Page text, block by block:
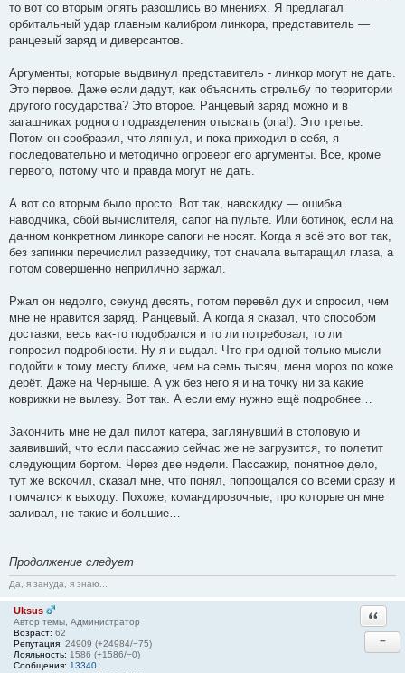
то вот со вторым опять разошлись во мнениях. Я предлагал
орбитальный удар главным калибром линкора, представитель —
ранцевый заряд и диверсантов.
Аргументы, которые выдвинул представитель - линкор могут не дать.
Это первое. Даже если дадут, как объяснить стрельбу по территории
другого государства? Это второе. Ранцевый заряд можно и в
загашниках родного подразделения отыскать (опа!). Это третье.
Потом он сообразил, что ляпнул, и пока приходил в себя, я
последовательно и методично опроверг его аргументы. Все, кроме
первого, потому что и правда могут не дать.
А вот со вторым было просто. Вот так, навскидку — ошибка
наводчика, сбой вычислителя, сапог на пульте. Или ботинок, если на
данном конкретном линкоре сапоги не носят. Когда я всё это вот так,
без запинки перечислил разведчику, тот сначала вытаращил глаза, а
потом совершенно неприлично заржал.
Ржал он недолго, секунд десять, потом перевёл дух и спросил, чем
мне не нравится заряд. Ранцевый. А когда я сказал, что способом
доставки, весь как-то подобрался и то ли потребовал, то ли
попросил подробности. Ну я и выдал. Что при одной только мысли
подойти к тому месту ближе, чем на семь тысяч, меня мороз по коже
дерёт. Даже на Черныше. А уж без него я и на точку ни за какие
коврижки не вылезу. Вот так. А если ему нужно ещё подробнее…
Закончить мне не дал пилот катера, заглянувший в столовую и
заявивший, что если пассажир сейчас же не загрузится, то полетит
следующим бортом. Через две недели. Пассажир, понятное дело,
тут же вскочил, сказал мне, что понял, попрощался со всеми сразу и
помчался к выходу. Похоже, командировочные, про которые он мне
заливал, не такие и большие…
Продолжение следует
Да, я зануда, я знаю...
Uksus
Автор темы, Администратор
Возраст: 62
Репутация: 24909 (+24984/−75)
Лояльность: 1586 (+1586/−0)
Сообщения: 13340
−